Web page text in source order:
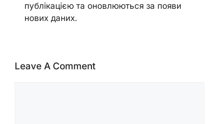
публікацією та оновлюються за появи
нових даних.
Leave A Comment